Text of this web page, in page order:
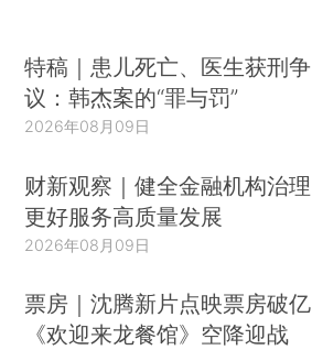
特稿｜患儿死亡、医生获刑争
议：韩杰案的“罪与罚”
2026年08月09日
财新观察｜健全金融机构治理
更好服务高质量发展
2026年08月09日
票房｜沈腾新片点映票房破亿
《欢迎来龙餐馆》空降迎战